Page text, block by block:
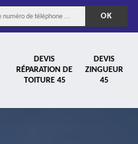
DEVIS
RÉPARATION DE
TOITURE 45
DEVIS
ZINGUEUR
45